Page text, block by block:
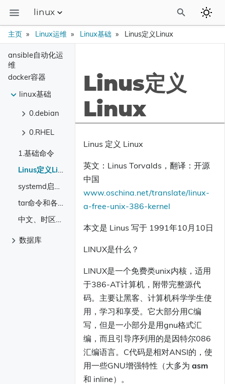
linux
博客
linux运维
camunda流程引擎
camunda中文站
主页 Linux运维 Linux基础 Linus定义Linux
ansible自动化运
维
docker容器
linux基础
0.debian
0.RHEL
yum
1.基础命令
数据库
Linus定义
Linux
Linus 定义 Linux
英文：Linus Torvalds，翻译：开源
中国
www.oschina.net/translate/linux-
a-free-unix-386-kernel
本文是 Linus 写于 1991年10月10日
LINUX是什么？
LINUX是一个免费类unix内核，适用
于386-AT计算机，附带完整源代
码。主要让黑客、计算机科学学生使
用，学习和享受。它大部分用C编
写，但是一小部分是用gnu格式汇
编，而且引导序列用的是因特尔086
汇编语言。C代码是相对ANSI的，使
用一些GNU增强特性（大多为asm
和 inline）。